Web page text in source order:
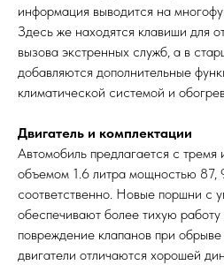
информация выводится на
Здесь же находятся клавиши для
вызова экстренных служб, а в
добавляются дополнительные
климатической системой и
Двигатель и комплектации
Автомобиль предлагается с тремя
объемом 1.6 литра мощностью 87,
соответственно. Новые поршни с
обеспечивают более тихую
повреждение клапанов при
двигатели отличаются хорошей